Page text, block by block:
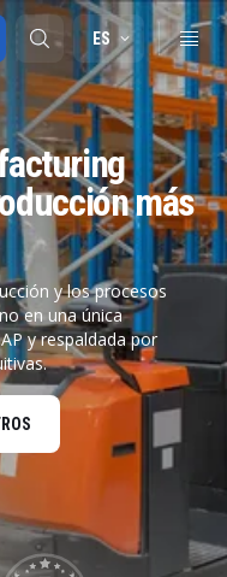
ES
más
y los procesos
en una única
y respaldada por